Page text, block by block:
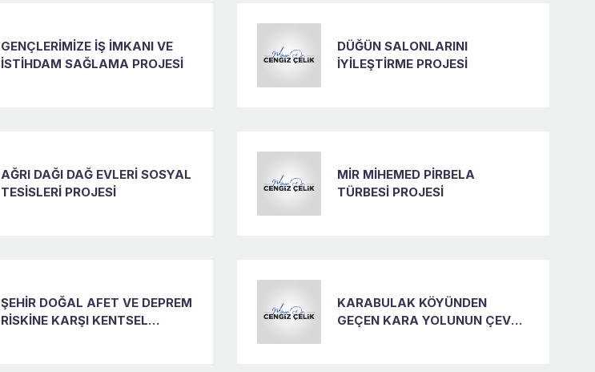
GENÇLERİMİZE İŞ İMKANI VE
İSTİHDAM SAĞLAMA PROJESİ
DÜĞÜN SALONLARINI
İYİLEŞTİRME PROJESİ
AĞRI DAĞI DAĞ EVLERİ SOSYAL
TESİSLERİ PROJESİ
MİR MİHEMED PİRBELA
TÜRBESİ PROJESİ
ŞEHİR DOĞAL AFET VE DEPREM
RİSKİNE KARŞI KENTSEL
KARABULAK KÖYÜNDEN
GEÇEN KARA YOLUNUN ÇEVRE